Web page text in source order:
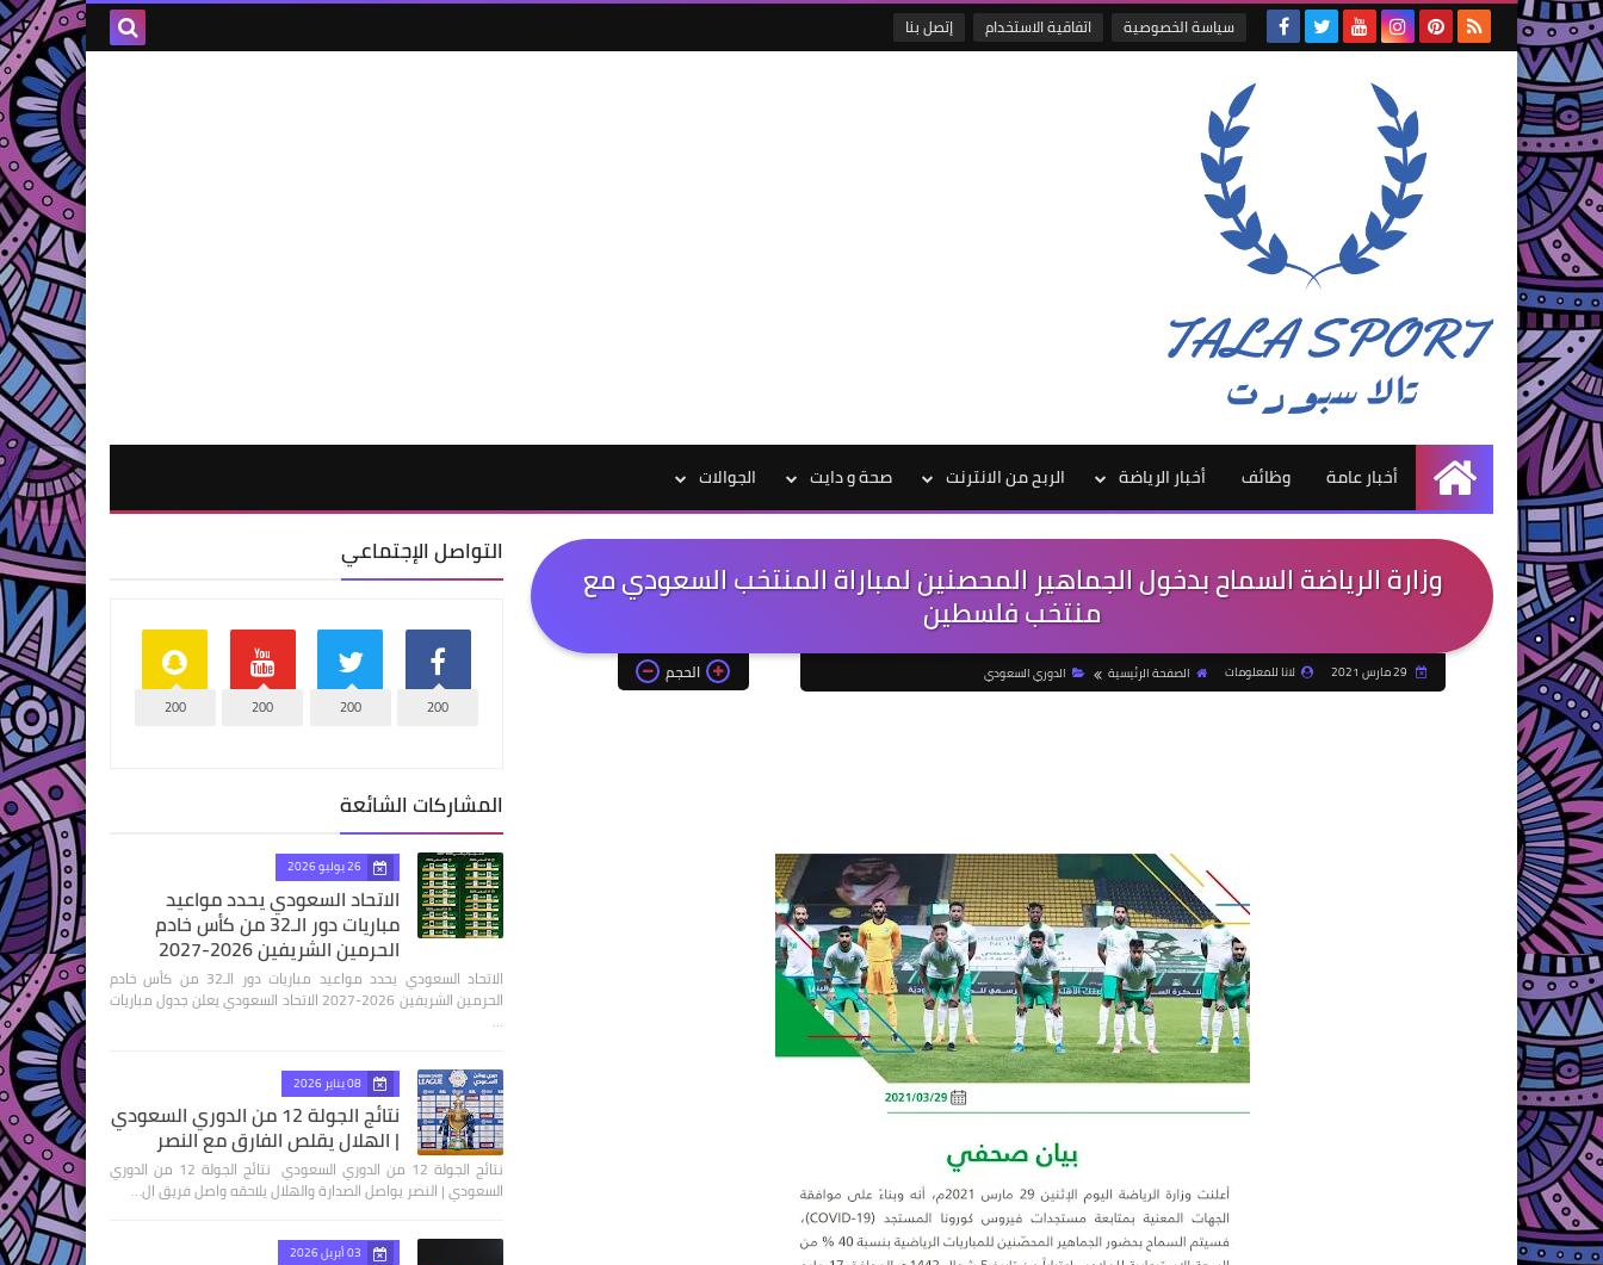
سياسة الخصوصية اتفاقية الاستخدام إتصل بنا
الرئيسية
أخبار عامة وظائف أخبار الرياضة الربح من الانترنت صحة و دايت الجوالات
وزارة الرياضة السماح بدخول الجماهير المحصنين لمباراة المنتخب السعودي مع
منتخب فلسطين
لانا للمعلومات الصفحة الرئيسية الدوري السعودي الحجم
التواصل الإجتماعي
200
200
200
200
المشاركات الشائعة
26 يوليو 2026
الاتحاد السعودي يحدد مواعيد
مباريات دور الـ32 من كأس خادم
الحرمين الشريفين 2026-2027
الاتحاد السعودي يحدد مواعيد مباريات دور الـ32 من كأس خادم
الحرمين الشريفين 2026-2027 الاتحاد السعودي يعلن جدول مباريات
…
08 يناير 2026
نتائج الجولة 12 من الدوري السعودي
| الهلال يقلص الفارق مع النصر
نتائج الجولة 12 من الدوري السعودي نتائج الجولة 12 من الدوري
السعودي | النصر يواصل الصدارة والهلال يلاحقه واصل فريق ال…
03 أبريل 2026